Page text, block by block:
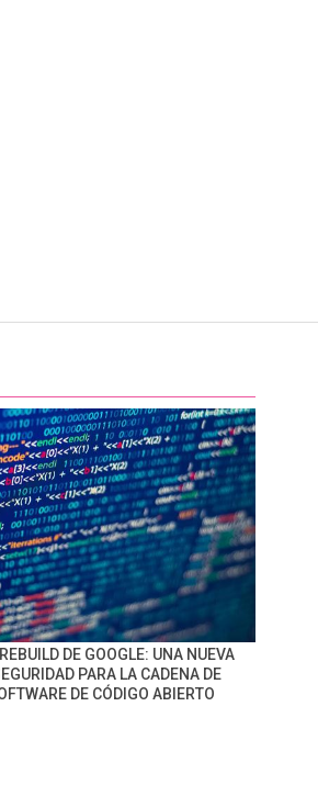
DE GOOGLE: UNA NUEVA
PARA LA CADENA DE
DE CÓDIGO ABIERTO